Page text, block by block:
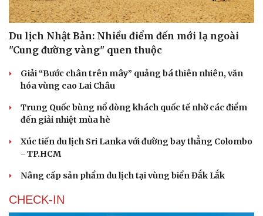
Văn hóa
Sân khấu - Điện ảnh
Văn học
Di sản
Giải trí
Nghệ sĩ
Thời trang
Du lịch Nhật Bản: Nhiều điểm đến mới lạ ngoài
"Cung đường vàng" quen thuộc
Giải “Bước chân trên mây” quảng bá thiên nhiên, văn
hóa vùng cao Lai Châu
Trung Quốc bùng nổ dòng khách quốc tế nhờ các điểm
đến giải nhiệt mùa hè
Xúc tiến du lịch Sri Lanka với đường bay thẳng Colombo
- TP.HCM
Nâng cấp sản phẩm du lịch tại vùng biển Đắk Lắk
CHECK-IN